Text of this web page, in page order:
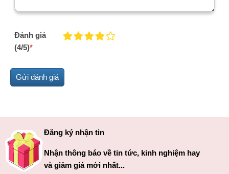
Đánh giá
(4/5)*
Đăng ký nhận tin
Nhận thông báo về tin tức, kinh nghiệm hay
và giảm giá mới nhất...